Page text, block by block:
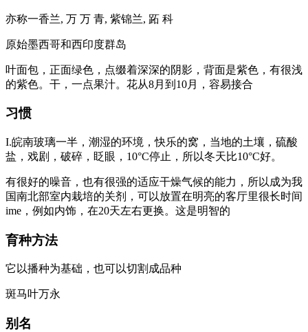
亦称一香兰, 万 万 青, 紫锦兰, 跖 科
原始墨西哥和西印度群岛
叶面包，正面绿色，点缀着深深的阴影，背面是紫色，有很浅
的紫色。干，一点果汁。花从8月到10月，容易接合
习惯
I.皖南玻璃一半，潮湿的环境，快乐的窝，当地的土壤，硫酸
盐，戏剧，破碎，眨眼，10°C停止，所以冬天比10°C好。
有很好的噪音，也有很强的适应干燥气候的能力，所以成为我
国南北部室内栽培的关剂，可以放置在明亮的客厅里很长时间
ime，例如内饰，在20天左右更换。这是明智的
育种方法
它以播种为基础，也可以切割成品种
斑马叶万永
别名